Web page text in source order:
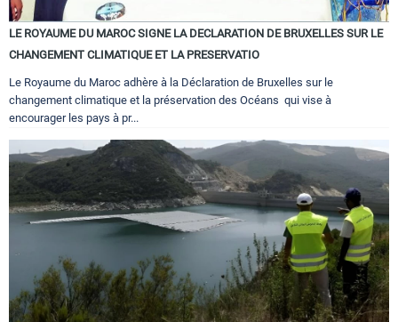
LE ROYAUME DU MAROC SIGNE LA DECLARATION DE BRUXELLES SUR LE
CHANGEMENT CLIMATIQUE ET LA PRESERVATIO
Le Royaume du Maroc adhère à la Déclaration de Bruxelles sur le
changement climatique et la préservation des Océans qui vise à
encourager les pays à pr...